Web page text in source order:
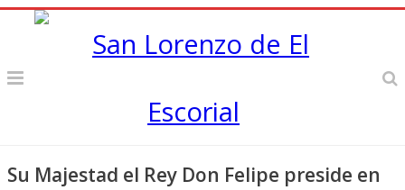
Su Majestad el Rey Don Felipe preside en